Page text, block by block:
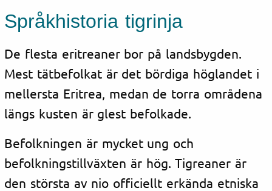
Språkhistoria tigrinja
De flesta eritreaner bor på landsbygden.
Mest tätbefolkat är det bördiga höglandet i
mellersta Eritrea , medan de torra områdena
längs kusten är glest befolkade.
Befolkningen är mycket ung och
befolkningstillväxten är hög. Tigreaner är
den största av nio officiellt erkända etniska